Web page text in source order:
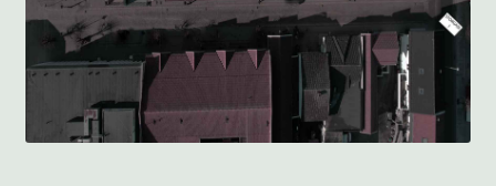
KONTAKT
SPØRSMÅL OG SVAR
HANDLEKURV